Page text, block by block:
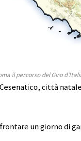
il percorso del Giro
città
un giorno di